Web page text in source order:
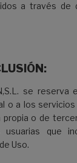
a través de
se
o a los
propia o de
que
Uso.